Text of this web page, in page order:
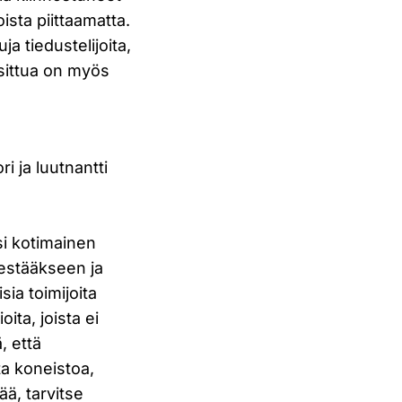
piittaamatta.
tiedustelijoita,
on myös
ja luutnantti
kotimainen
ja
toimijoita
joista ei
että
koneistoa,
tarvitse